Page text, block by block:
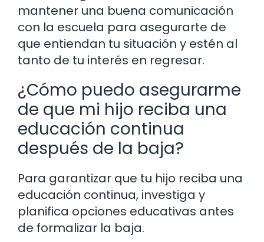
mantener una buena comunicación
con la escuela para asegurarte de
que entiendan tu situación y estén al
tanto de tu interés en regresar.
¿Cómo puedo asegurarme
de que mi hijo reciba una
educación continua
después de la baja?
Para garantizar que tu hijo reciba una
educación continua, investiga y
planifica opciones educativas antes
de formalizar la baja.